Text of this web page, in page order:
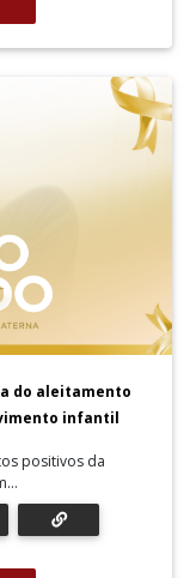
do aleitamento
infantil
positivos da